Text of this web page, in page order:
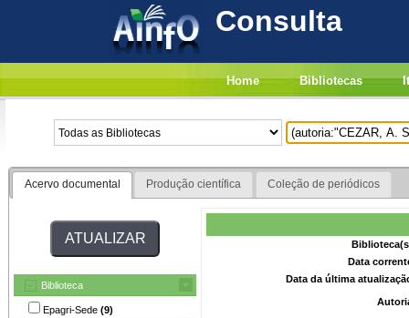
Consulta
Home Bibliotecas
Acervo documental Produção científica Coleção de periódicos
Biblioteca
Epagri-Sede (9)
Data
Data da última